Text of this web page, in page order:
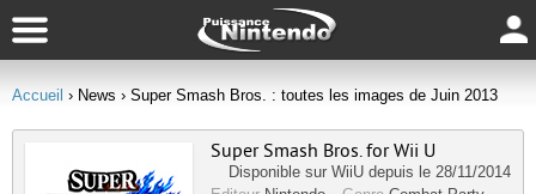
Accueil › News › Super Smash Bros. : toutes les images de Juin 2013
Super Smash Bros. for Wii U
Disponible sur WiiU depuis le 28/11/2014